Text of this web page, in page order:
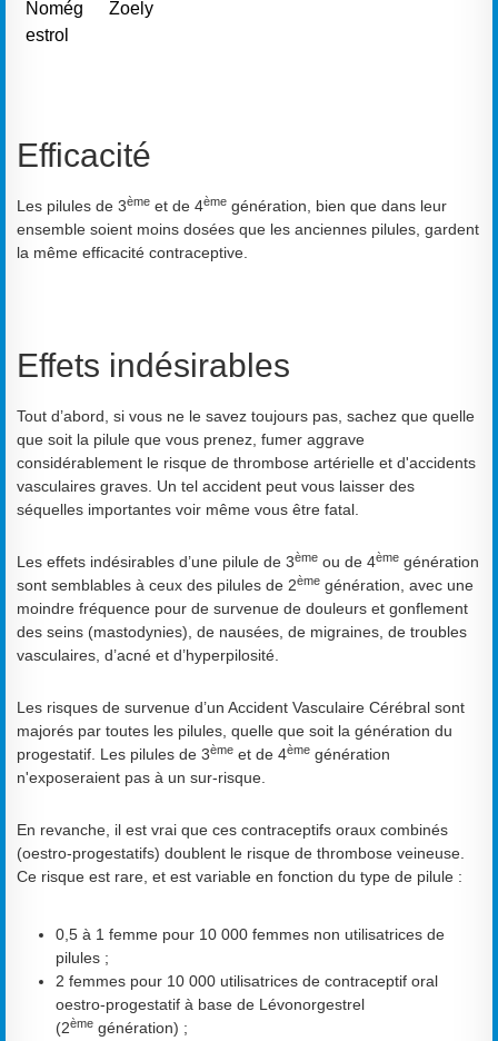
Nomég
estrol
Zoely
Efficacité
Les pilules de 3ème et de 4ème génération, bien que dans leur
ensemble soient moins dosées que les anciennes pilules, gardent
la même efficacité contraceptive.
Effets indésirables
Tout d’abord, si vous ne le savez toujours pas, sachez que quelle
que soit la pilule que vous prenez, fumer aggrave
considérablement le risque de thrombose artérielle et d'accidents
vasculaires graves. Un tel accident peut vous laisser des
séquelles importantes voir même vous être fatal.
Les effets indésirables d’une pilule de 3ème ou de 4ème génération
sont semblables à ceux des pilules de 2ème génération, avec une
moindre fréquence pour de survenue de douleurs et gonflement
des seins (mastodynies), de nausées, de migraines, de troubles
vasculaires, d’acné et d’hyperpilosité.
Les risques de survenue d’un Accident Vasculaire Cérébral sont
majorés par toutes les pilules, quelle que soit la génération du
progestatif. Les pilules de 3ème et de 4ème génération
n'exposeraient pas à un sur-risque.
En revanche, il est vrai que ces contraceptifs oraux combinés
(oestro-progestatifs) doublent le risque de thrombose veineuse.
Ce risque est rare, et est variable en fonction du type de pilule :
0,5 à 1 femme pour 10 000 femmes non utilisatrices de
pilules ;
2 femmes pour 10 000 utilisatrices de contraceptif oral
oestro-progestatif à base de Lévonorgestrel
(2ème génération) ;